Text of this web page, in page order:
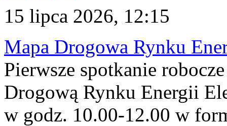
15 lipca 2026, 12:15
Mapa Drogowa Rynku
Pierwsze spotkanie
Drogową Rynku Energii
w godz. 10.00-12.00 w